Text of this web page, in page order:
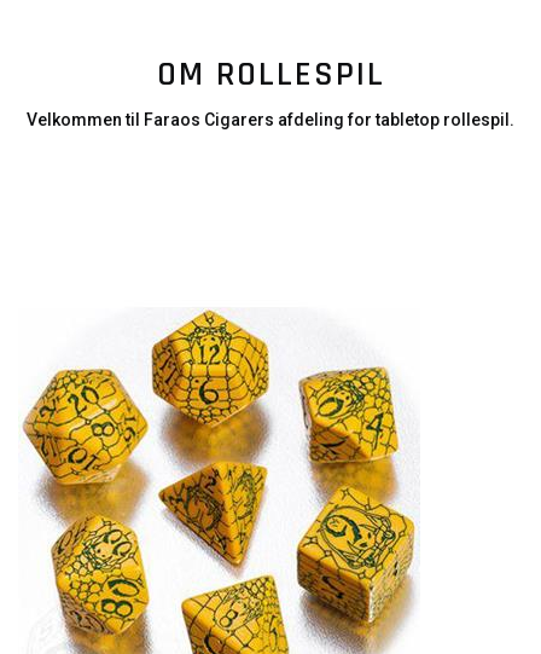
OM ROLLESPIL
Velkommen til Faraos Cigarers afdeling for tabletop rollespil.